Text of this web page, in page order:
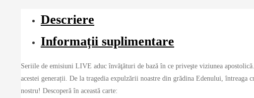
Descriere
Informații suplimentare
Seriile de emisiuni LIVE aduc învăţături de bază în ce priveşte viziunea
acestei generații. De la tragedia expulzării noastre din grădina Edenului, întreaga
nostru! Descoperă în această carte: